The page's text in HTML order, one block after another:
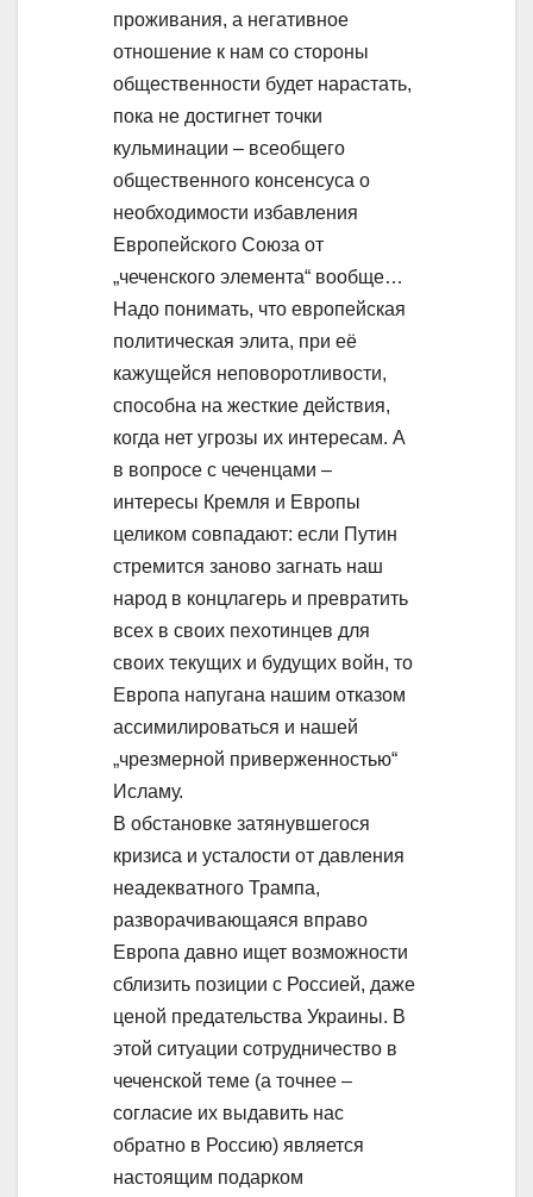
проживания, а негативное
отношение к нам со стороны
общественности будет нарастать,
пока не достигнет точки
кульминации – всеобщего
общественного консенсуса о
необходимости избавления
Европейского Союза от
„чеченского элемента“ вообще…
Надо понимать, что европейская
политическая элита, при её
кажущейся неповоротливости,
способна на жесткие действия,
когда нет угрозы их интересам. А
в вопросе с чеченцами –
интересы Кремля и Европы
целиком совпадают: если Путин
стремится заново загнать наш
народ в концлагерь и превратить
всех в своих пехотинцев для
своих текущих и будущих войн, то
Европа напугана нашим отказом
ассимилироваться и нашей
„чрезмерной приверженностью“
Исламу.
В обстановке затянувшегося
кризиса и усталости от давления
неадекватного Трампа,
разворачивающаяся вправо
Европа давно ищет возможности
сблизить позиции с Россией, даже
ценой предательства Украины. В
этой ситуации сотрудничество в
чеченской теме (а точнее –
согласие их выдавить нас
обратно в Россию) является
настоящим подарком